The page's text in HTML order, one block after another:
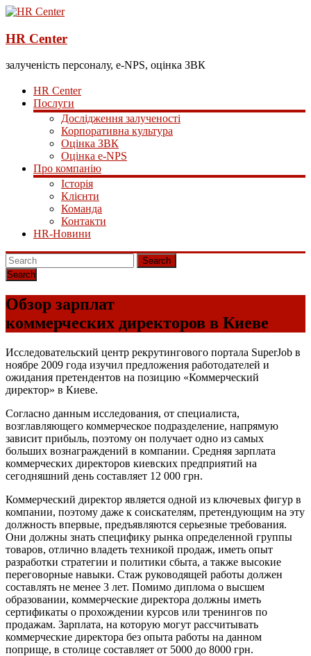
HR Center
залученість персоналу, e-NPS, оцінка ЗВК
HR Center
Послуги
Дослідження залученості
Корпоративна культура
Оцінка ЗВК
Оцінка e-NPS
Про компанію
Історія
Клієнти
Команда
Контакти
HR-Новини
Search
Обзор зарплат
коммерческих директоров в Киеве
Исследовательский центр рекрутингового портала SuperJob в
ноябре 2009 года изучил предложения работодателей и
ожидания претендентов на позицию «Коммерческий
директор» в Киеве.
Согласно данным исследования, от специалиста,
возглавляющего коммерческое подразделение, напрямую
зависит прибыль, поэтому он получает одно из самых
больших вознаграждений в компании. Средняя зарплата
коммерческих директоров киевских предприятий на
сегодняшний день составляет 12 000 грн.
Коммерческий директор является одной из ключевых фигур в
компании, поэтому даже к соискателям, претендующим на эту
должность впервые, предъявляются серьезные требования.
Они должны знать специфику рынка определенной группы
товаров, отлично владеть техникой продаж, иметь опыт
разработки стратегии и политики сбыта, а также высокие
переговорные навыки. Стаж руководящей работы должен
составлять не менее 3 лет. Помимо диплома о высшем
образовании, коммерческие директора должны иметь
сертификаты о прохождении курсов или тренингов по
продажам. Зарплата, на которую могут рассчитывать
коммерческие директора без опыта работы на данном
поприще, в столице составляет от 5000 до 8000 грн.